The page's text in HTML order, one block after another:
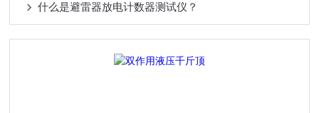
什么是避雷器放电计数器测试仪？